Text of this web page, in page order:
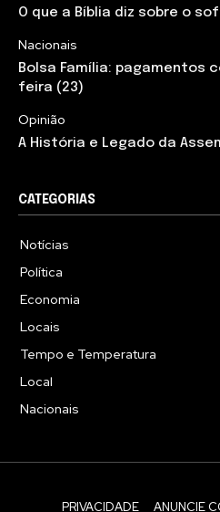
O que a Bíblia diz sobre o
Nacionais
Bolsa Família: pagamentos
feira (23)
Opinião
A História e Legado da
CATEGORIAS
Notícias
Política
Economia
Locais
Tempo e Temperatura
Local
Nacionais
PRIVACIDADE ANUNCIE